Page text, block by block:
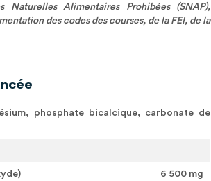
Naturelles Alimentaires Prohibées (SNAP),
des codes des courses, de la FEI, de la
phosphate bicalcique, carbonate de
6 500 mg